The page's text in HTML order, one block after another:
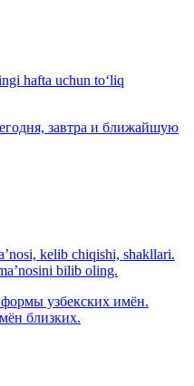
hafta uchun to‘liq
завтра и ближайшую
kelib chiqishi, shakllari.
bilib oling.
узбекских имён.
близких.